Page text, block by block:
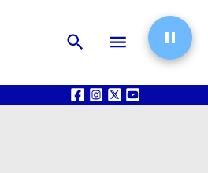
QUIÉNES SOMOS